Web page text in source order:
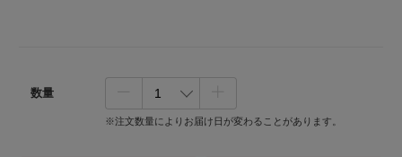
数量
※注文数量によりお届け日が変わることがあります。